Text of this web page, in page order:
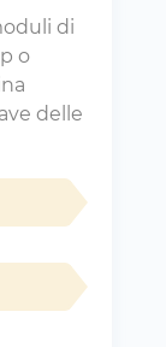
di
o
delle